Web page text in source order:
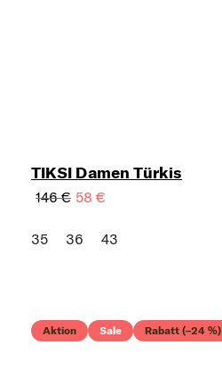
TIKSI Damen Türkis
146 € 58 €
35 36 43
Aktion Sale Rabatt (–24 %)